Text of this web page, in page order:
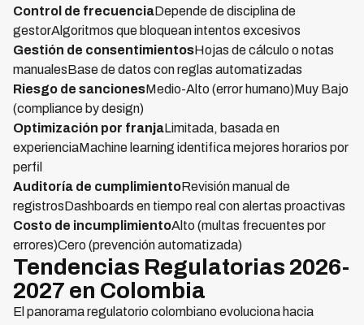
Control de frecuenciaDepende de disciplina de
gestorAlgoritmos que bloquean intentos excesivos
Gestión de consentimientosHojas de cálculo o notas
manualesBase de datos con reglas automatizadas
Riesgo de sancionesMedio-Alto (error humano)Muy Bajo
(compliance by design)
Optimización por franjaLimitada, basada en
experienciaMachine learning identifica mejores horarios por
perfil
Auditoría de cumplimientoRevisión manual de
registrosDashboards en tiempo real con alertas proactivas
Costo de incumplimientoAlto (multas frecuentes por
errores)Cero (prevención automatizada)
Tendencias Regulatorias 2026-
2027 en Colombia
El panorama regulatorio colombiano evoluciona hacia